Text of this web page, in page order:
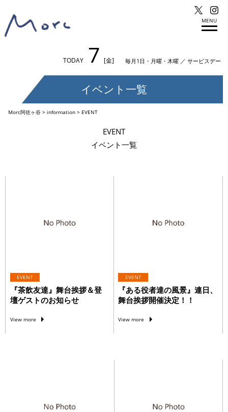
MENU
TODAY 7 [金] 毎月1日・月曜・木曜 ／ サービスデー
イベント一覧
Morc阿佐ヶ谷> information> EVENT
EVENT
イベント一覧
EVENT
『茶飲友達』舞台挨拶＆登
壇ゲストのお知らせ
View more
EVENT
『ある役者達の風景』連日、
舞台挨拶開催決定！！
View more